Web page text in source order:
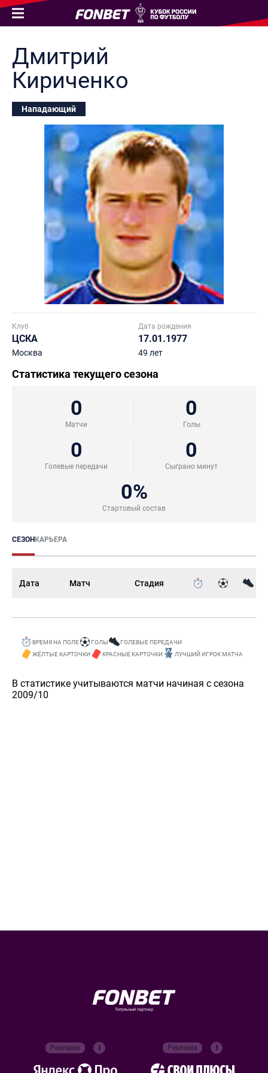
Дмитрий
Кириченко
Нападающий
Клуб
ЦСКА
Москва
Дата рождения
17.01.1977
49 лет
Статистика текущего сезона
0
Матчи
0
Голы
0
Голевые передачи
0
Сыграно минут
0%
Стартовый состав
СЕЗОНКАРЬЕРА
Дата Матч Стадия
ВРЕМЯ НА ПОЛЕ ГОЛЫ
ГОЛЕВЫЕ ПЕРЕДАЧИ
ЖЁЛТЫЕ КАРТОЧКИ
КРАСНЫЕ КАРТОЧКИ ЛУЧШИЙ ИГРОК МАТЧА
В статистике учитываются матчи начиная с сезона
2009/10
Титульный партнер
Реклама Реклама